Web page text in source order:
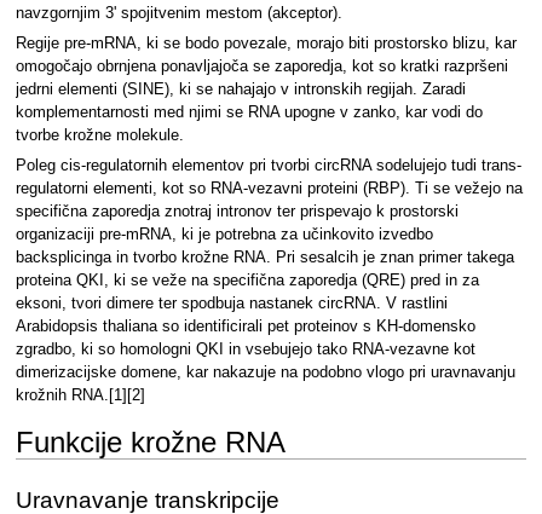
navzgornjim 3' spojitvenim mestom (akceptor).
Regije pre-mRNA, ki se bodo povezale, morajo biti prostorsko blizu, kar
omogočajo obrnjena ponavljajoča se zaporedja, kot so kratki razpršeni
jedrni elementi (SINE), ki se nahajajo v intronskih regijah. Zaradi
komplementarnosti med njimi se RNA upogne v zanko, kar vodi do
tvorbe krožne molekule.
Poleg cis-regulatornih elementov pri tvorbi circRNA sodelujejo tudi trans-
regulatorni elementi, kot so RNA-vezavni proteini (RBP). Ti se vežejo na
specifična zaporedja znotraj intronov ter prispevajo k prostorski
organizaciji pre-mRNA, ki je potrebna za učinkovito izvedbo
backsplicinga in tvorbo krožne RNA. Pri sesalcih je znan primer takega
proteina QKI, ki se veže na specifična zaporedja (QRE) pred in za
eksoni, tvori dimere ter spodbuja nastanek circRNA. V rastlini
Arabidopsis thaliana so identificirali pet proteinov s KH-domensko
zgradbo, ki so homologni QKI in vsebujejo tako RNA-vezavne kot
dimerizacijske domene, kar nakazuje na podobno vlogo pri uravnavanju
krožnih RNA.[1][2]
Funkcije krožne RNA
Uravnavanje transkripcije